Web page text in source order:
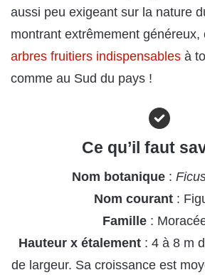
aussi peu exigeant sur la nature
montrant extrêmement généreux,
arbres fruitiers indispensables à
comme au Sud du pays !
Ce qu’il faut
Nom botanique:
Nom courant:
Famille:
Hauteur x étalement : 4 à 8 m
de largeur. Sa croissance est